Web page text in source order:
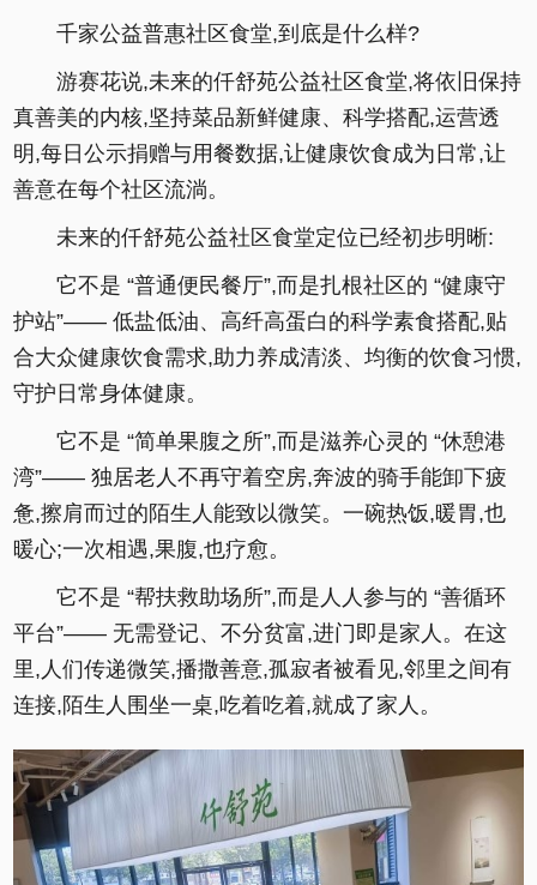
千家公益普惠社区食堂,到底是什么样?
游赛花说,未来的仟舒苑公益社区食堂,将依旧保持
真善美的内核,坚持菜品新鲜健康、科学搭配,运营透
明,每日公示捐赠与用餐数据,让健康饮食成为日常,让
善意在每个社区流淌。
未来的仟舒苑公益社区食堂定位已经初步明晰:
它不是 “普通便民餐厅”,而是扎根社区的 “健康守
护站”—— 低盐低油、高纤高蛋白的科学素食搭配,贴
合大众健康饮食需求,助力养成清淡、均衡的饮食习惯,
守护日常身体健康。
它不是 “简单果腹之所”,而是滋养心灵的 “休憩港
湾”—— 独居老人不再守着空房,奔波的骑手能卸下疲
惫,擦肩而过的陌生人能致以微笑。一碗热饭,暖胃,也
暖心;一次相遇,果腹,也疗愈。
它不是 “帮扶救助场所”,而是人人参与的 “善循环
平台”—— 无需登记、不分贫富,进门即是家人。在这
里,人们传递微笑,播撒善意,孤寂者被看见,邻里之间有
连接,陌生人围坐一桌,吃着吃着,就成了家人。